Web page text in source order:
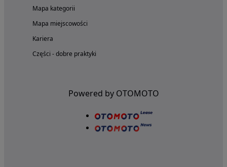
Mapa kategorii
Mapa miejscowości
Kariera
Części - dobre praktyki
Powered by OTOMOTO